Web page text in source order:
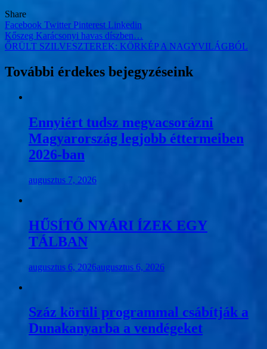
Share
Facebook Twitter Pinterest Linkedin
Bejegyzés
navigáció
Kőszeg Karácsonyi havas díszben…
ŐRÜLT SZILVESZTEREK: KÖRKÉP A NAGYVILÁGBÓL
További érdekes bejegyzéseink
Ennyiért tudsz megvacsorázni
Magyarország legjobb éttermeiben
2026-ban
augusztus 7, 2026
HŰSÍTŐ NYÁRI ÍZEK EGY
TÁLBAN
augusztus 6, 2026augusztus 6, 2026
Száz körüli programmal csábítják a
Dunakanyarba a vendégeket